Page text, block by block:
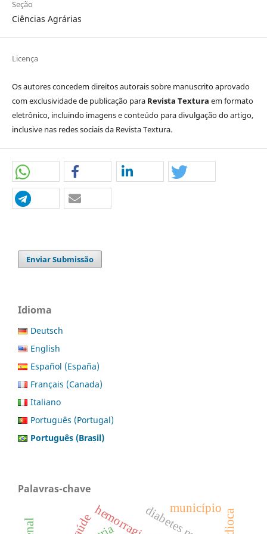
Seção
Ciências Agrárias
Licença
Os autores concedem direitos autorais sobre manuscrito aprovado
com exclusividade de publicação para Revista Textura em formato
eletrônico, incluindo imagens e conteúdo para divulgação do artigo,
inclusive nas redes sociais da Revista Textura.
Enviar Submissão
Idioma
Deutsch
English
Español (España)
Français (Canada)
Italiano
Português (Portugal)
Português (Brasil)
Palavras-chave
município
saúde